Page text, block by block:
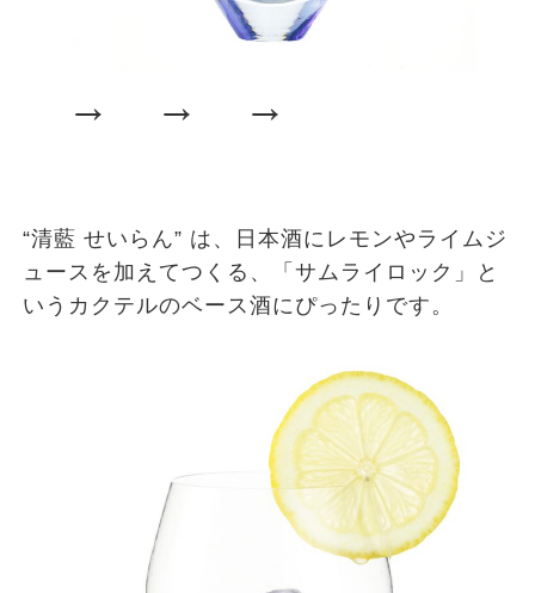
→ → →
“清藍 せいらん” は、日本酒にレモンやライムジ
ュースを加えてつくる、「サムライロック」と
いうカクテルのベース酒にぴったりです。